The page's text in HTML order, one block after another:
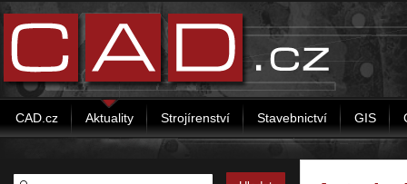
CAD.cz Aktuality Strojírenství Stavebnictví GIS